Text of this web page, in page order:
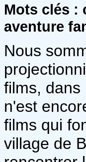
Mots clés :
aventure
Nous
films, dans
n'est
films qui
village de